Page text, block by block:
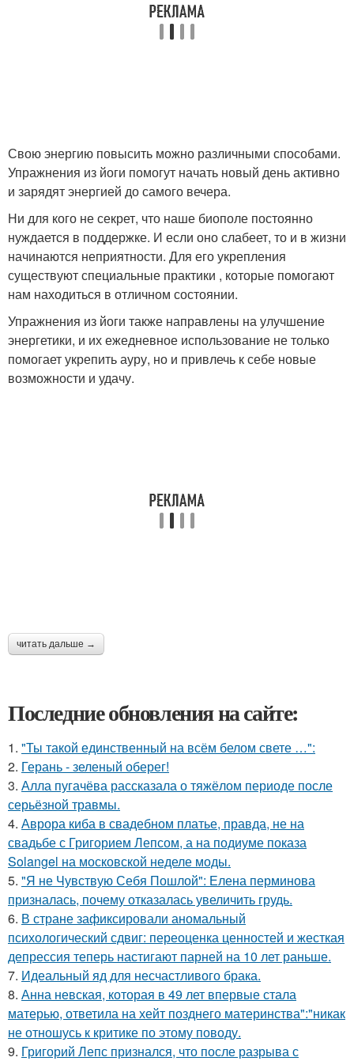
Свою энергию повысить можно различными способами.
Упражнения из йоги помогут начать новый день активно
и зарядят энергией до самого вечера.
Ни для кого не секрет, что наше биополе постоянно
нуждается в поддержке. И если оно слабеет, то и в жизни
начинаются неприятности. Для его укрепления
существуют специальные практики , которые помогают
нам находиться в отличном состоянии.
Упражнения из йоги также направлены на улучшение
энергетики, и их ежедневное использование не только
помогает укрепить ауру, но и привлечь к себе новые
возможности и удачу.
читать дальше →
Последние обновления на сайте:
1. "Ты такой единственный на всём белом свете …":
2. Герань - зеленый оберег!
3. Алла пугачёва рассказала о тяжёлом периоде после
серьёзной травмы.
4. Аврора киба в свадебном платье, правда, не на
свадьбе с Григорием Лепсом, а на подиуме показа
Solangel на московской неделе моды.
5. "Я не Чувствую Себя Пошлой": Елена перминова
призналась, почему отказалась увеличить грудь.
6. В стране зафиксировали аномальный
психологический сдвиг: переоценка ценностей и жесткая
депрессия теперь настигают парней на 10 лет раньше.
7. Идеальный яд для несчастливого брака.
8. Анна невская, которая в 49 лет впервые стала
матерью, ответила на хейт позднего материнства":"никак
не отношусь к критике по этому поводу.
9. Григорий Лепс признался, что после разрыва с